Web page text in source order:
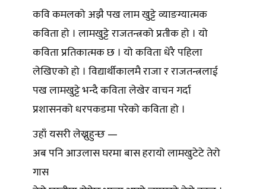
कवि कमलको अझै पख लाम खुट्टे व्याङग्यात्मक
कविता हो । लामखुट्टे राजतन्त्रको प्रतीक हो । यो
कविता प्रतिकात्मक छ । यो कविता धेरै पहिला
लेखिएको हो । विद्यार्थीकालमै राजा र राजतन्त्रलाई
पख लामखुट्टे भन्दै कविता लेखेर वाचन गर्दा
प्रशासनको धरपकडमा परेको कविता हो ।
उहाँ यसरी लेख्नुहुन्छ —
अब पनि आउलास घरमा बास हरायो लामखुटेटे तेरो
गास